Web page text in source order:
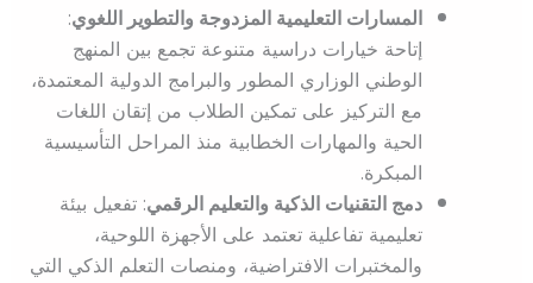
المسارات التعليمية المزدوجة والتطوير اللغوي:
إتاحة خيارات دراسية متنوعة تجمع بين المنهج
الوطني الوزاري المطور والبرامج الدولية المعتمدة،
مع التركيز على تمكين الطلاب من إتقان اللغات
الحية والمهارات الخطابية منذ المراحل التأسيسية
المبكرة.
دمج التقنيات الذكية والتعليم الرقمي: تفعيل بيئة
تعليمية تفاعلية تعتمد على الأجهزة اللوحية،
والمختبرات الافتراضية، ومنصات التعلم الذكي التي